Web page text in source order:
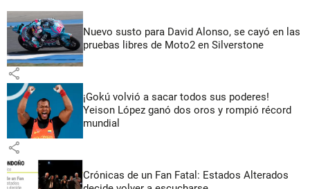
Nuevo susto para David Alonso, se cayó en las
pruebas libres de Moto2 en Silverstone
share
¡Gokú volvió a sacar todos sus poderes!
Yeison López ganó dos oros y rompió récord
mundial
share
Crónicas de un Fan Fatal: Estados Alterados